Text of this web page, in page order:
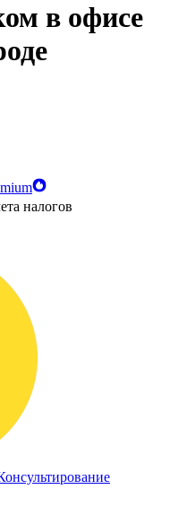
в офисе
налогов